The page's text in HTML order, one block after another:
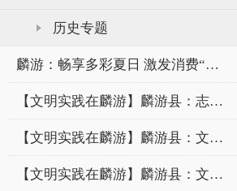
历史专题
麟游：畅享多彩夏日 激发消费“新活力”
【文明实践在麟游】麟游县：志愿力量聚微光 暖心就业惠民生
【文明实践在麟游】麟游县：文明实践锚定安全主题 防灾减灾筑牢基层防线
【文明实践在麟游】麟游县：文明交通宣传全域覆盖 筑牢乡村道路安全防线